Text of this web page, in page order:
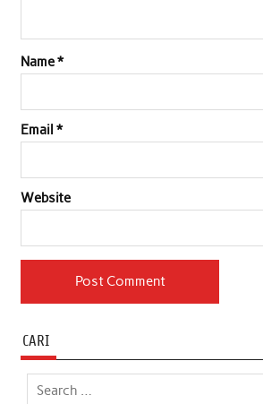
Name*
Email *
Website
CARI